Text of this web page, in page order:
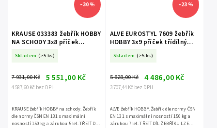
–30 %
KRAUSE 033383 žebřík HOBBY
NA SCHODY 3x8 příček
Skladem (>5 ks)
4 587,60 Kč bez DPH
7 931,00 Kč 5 551,00 Kč
KRAUSE žebřík HOBBY na schody. Žebřík
dle normy ČSN EN 131 s maximální
nosností 150 kg a zárukou 5 let. TŘETÍ DÍL
–23 %
ALVE EUROSTYL 7609 žebřík
HOBBY 3x9 příček třídílný
Skladem (>5 ks)
3 707,44 Kč bez DPH
5 828,00 Kč 4 486,00 Kč
ALVE žebřík HOBBY. Žebřík dle normy ČSN
EN 131 s maximální nosností 150 kg a
zárukou 7 let. TŘETÍ DÍL ŽEBŘÍKU LZE